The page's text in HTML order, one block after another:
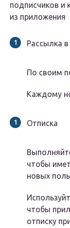
подписчиков и
из приложения
Рассылка
По своим
Каждому
Отписка
чтобы
новых
чтобы
отписку